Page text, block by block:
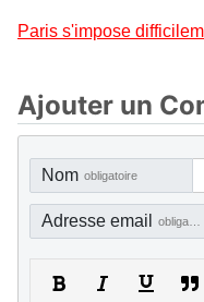
Paris s'impose
Ajouter un
Nom obligatoire
Adresse email